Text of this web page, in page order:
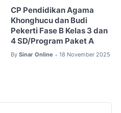
CP Pendidikan Agama
Khonghucu dan Budi
Pekerti Fase B Kelas 3 dan
4 SD/Program Paket A
By Sinar Online • 18 November 2025